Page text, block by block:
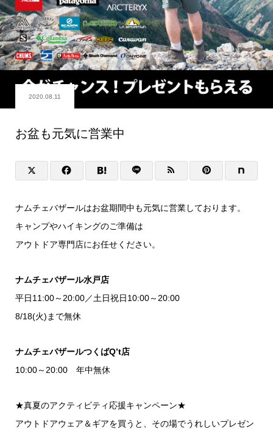
2020.08.11
お盆も元気に営業中
ナムチェバザールはお盆期間中も元気に営業しております。
キャンプやハイキングのご準備は
アウトドア専門店にお任せください。
ナムチェバザール水戸店
平日11:00～20:00／土日祝日10:00～20:00
8/18(火)まで無休
ナムチェバザールつくばQ’t店
10:00～20:00 年中無休
★真夏のアクティビティ応援キャンペーン★
アウトドアウェア＆ギアを買うと、その場でうれしいプレゼン